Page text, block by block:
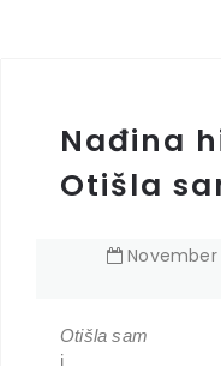
Nađina
Otišla
November
Otišla sam
i